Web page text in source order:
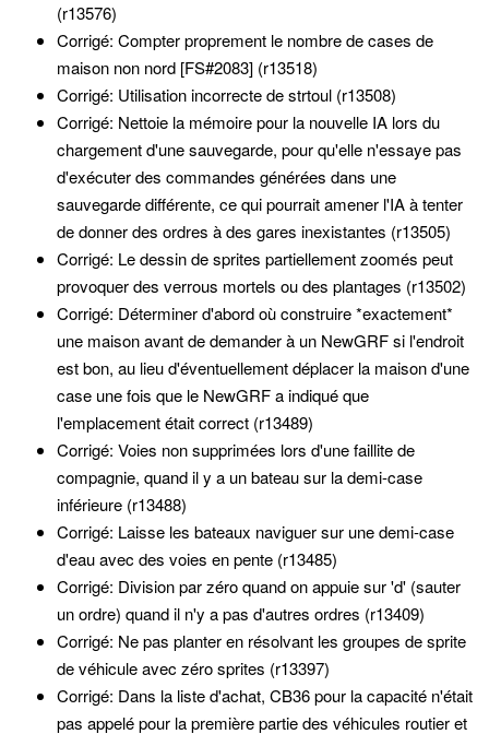
(r13576)
Corrigé: Compter proprement le nombre de cases de
maison non nord [FS#2083] (r13518)
Corrigé: Utilisation incorrecte de strtoul (r13508)
Corrigé: Nettoie la mémoire pour la nouvelle IA lors du
chargement d'une sauvegarde, pour qu'elle n'essaye pas
d'exécuter des commandes générées dans une
sauvegarde différente, ce qui pourrait amener l'IA à tenter
de donner des ordres à des gares inexistantes (r13505)
Corrigé: Le dessin de sprites partiellement zoomés peut
provoquer des verrous mortels ou des plantages (r13502)
Corrigé: Déterminer d'abord où construire *exactement*
une maison avant de demander à un NewGRF si l'endroit
est bon, au lieu d'éventuellement déplacer la maison d'une
case une fois que le NewGRF a indiqué que
l'emplacement était correct (r13489)
Corrigé: Voies non supprimées lors d'une faillite de
compagnie, quand il y a un bateau sur la demi-case
inférieure (r13488)
Corrigé: Laisse les bateaux naviguer sur une demi-case
d'eau avec des voies en pente (r13485)
Corrigé: Division par zéro quand on appuie sur 'd' (sauter
un ordre) quand il n'y a pas d'autres ordres (r13409)
Corrigé: Ne pas planter en résolvant les groupes de sprite
de véhicule avec zéro sprites (r13397)
Corrigé: Dans la liste d'achat, CB36 pour la capacité n'était
pas appelé pour la première partie des véhicules routier et